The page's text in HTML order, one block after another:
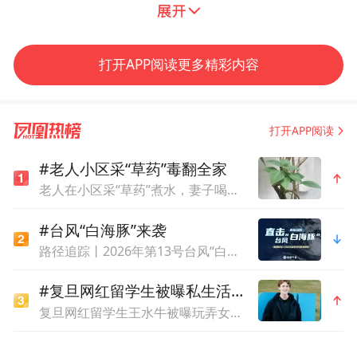
凤凰网副总编辑、2022世界经济论坛“全球青年领
袖”孙雪梅
庐山，给每一个人带来的都是不同的印象、
不同的的理解、不同的吸引力。在谈到这个
话题时，圆桌论坛主持人，凤凰网副总编
辑、2022世界经济论坛“全球青年领袖”孙雪
打开APP阅读更多精彩内容
打开APP阅读
#老人小区采“草药”毒翻全家
老人在小区采“草药”煮水，妻子喝了昏迷进ICU，儿子精神错乱摔一身伤
#台风“白海豚”来袭
路径追踪丨2026年第13号台风“白海豚”
#复旦网红留学生被曝私生活混乱
复旦网红留学生王水牛被曝玩弄女性，胡锡进发声